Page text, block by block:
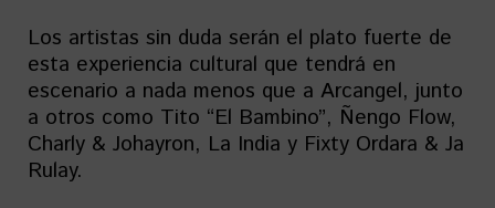
Los artistas sin duda serán el plato fuerte de
esta experiencia cultural que tendrá en
escenario a nada menos que a Arcangel, junto
a otros como Tito “El Bambino”, Ñengo Flow,
Charly & Johayron, La India y Fixty Ordara & Ja
Rulay.